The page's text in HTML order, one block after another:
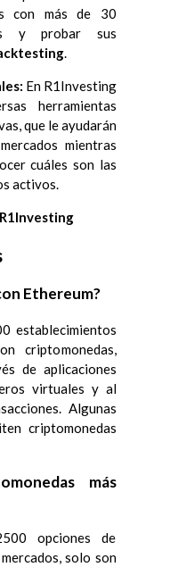
con más de 30
y probar sus
.
En R1Investing
herramientas
que le ayudarán
mientras
cuáles son las
activos.
Ethereum?
establecimientos
criptomonedas,
de aplicaciones
virtuales y al
Algunas
criptomonedas
más
opciones de
solo son